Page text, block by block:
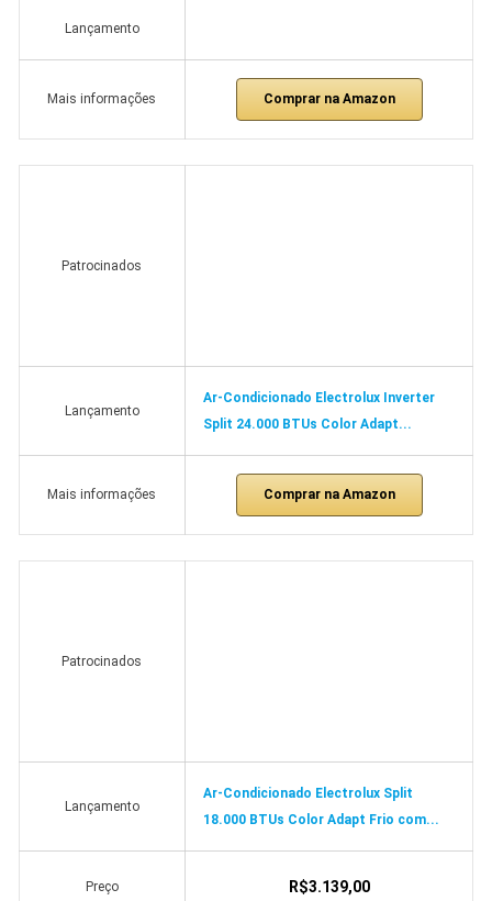
Lançamento
Mais informações Comprar na Amazon
Patrocinados
Lançamento
Ar-Condicionado Electrolux Inverter
Split 24.000 BTUs Color Adapt...
Mais informações Comprar na Amazon
Patrocinados
Lançamento
Ar-Condicionado Electrolux Split
18.000 BTUs Color Adapt Frio com...
Preço R$3.139,00